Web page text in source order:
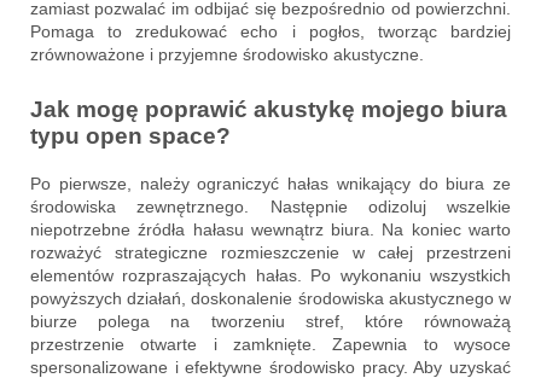
zamiast pozwalać im odbijać się bezpośrednio od powierzchni.
Pomaga to zredukować echo i pogłos, tworząc bardziej
zrównoważone i przyjemne środowisko akustyczne.
Jak mogę poprawić akustykę mojego biura
typu open space?
Po pierwsze, należy ograniczyć hałas wnikający do biura ze
środowiska zewnętrznego. Następnie odizoluj wszelkie
niepotrzebne źródła hałasu wewnątrz biura. Na koniec warto
rozważyć strategiczne rozmieszczenie w całej przestrzeni
elementów rozpraszających hałas. Po wykonaniu wszystkich
powyższych działań, doskonalenie środowiska akustycznego w
biurze polega na tworzeniu stref, które równoważą
przestrzenie otwarte i zamknięte. Zapewnia to wysoce
spersonalizowane i efektywne środowisko pracy. Aby uzyskać